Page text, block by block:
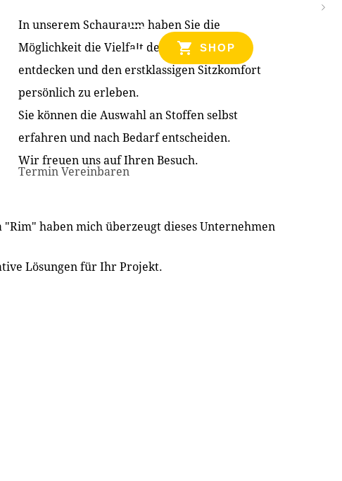
SHOP
In unserem Schauraum haben Sie die
Möglichkeit die Vielfalt der Produkte zu
entdecken und den erstklassigen Sitzkomfort
persönlich zu erleben.
Sie können die Auswahl an Stoffen selbst
erfahren und nach Bedarf entscheiden.
Wir freuen uns auf Ihren Besuch.
Termin Vereinbaren
haben mich überzeugt dieses Unternehmen
Lösungen für Ihr Projekt.